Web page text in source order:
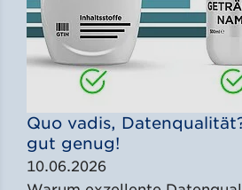
Quo vadis,
gut genug!
10.06.2026